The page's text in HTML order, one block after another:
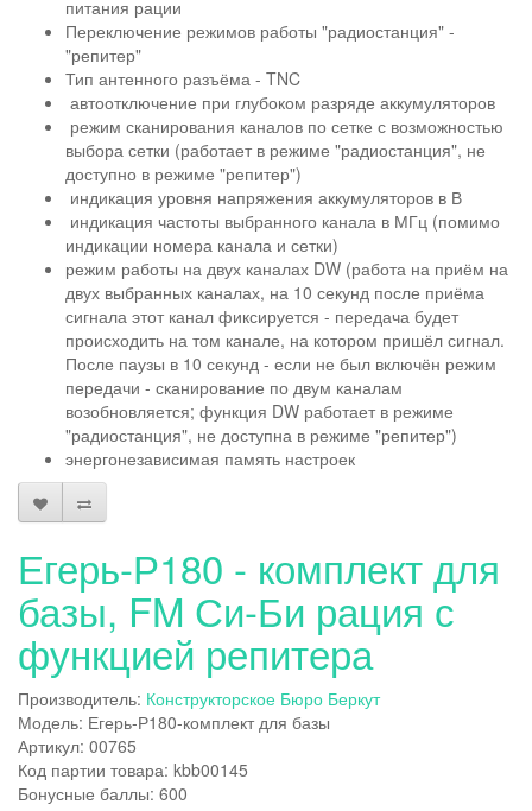
питания рации
Переключение режимов работы "радиостанция" -
"репитер"
Тип антенного разъёма - TNC
автоотключение при глубоком разряде аккумуляторов
режим сканирования каналов по сетке с возможностью
выбора сетки (работает в режиме "радиостанция", не
доступно в режиме "репитер")
индикация уровня напряжения аккумуляторов в В
индикация частоты выбранного канала в МГц (помимо
индикации номера канала и сетки)
режим работы на двух каналах DW (работа на приём на
двух выбранных каналах, на 10 секунд после приёма
сигнала этот канал фиксируется - передача будет
происходить на том канале, на котором пришёл сигнал.
После паузы в 10 секунд - если не был включён режим
передачи - сканирование по двум каналам
возобновляется; функция DW работает в режиме
"радиостанция", не доступна в режиме "репитер")
энергонезависимая память настроек
Егерь-Р180 - комплект для
базы, FM Си-Би рация с
функцией репитера
Производитель: Конструкторское Бюро Беркут
Модель: Егерь-Р180-комплект для базы
Артикул: 00765
Код партии товара: kbb00145
Бонусные баллы: 600